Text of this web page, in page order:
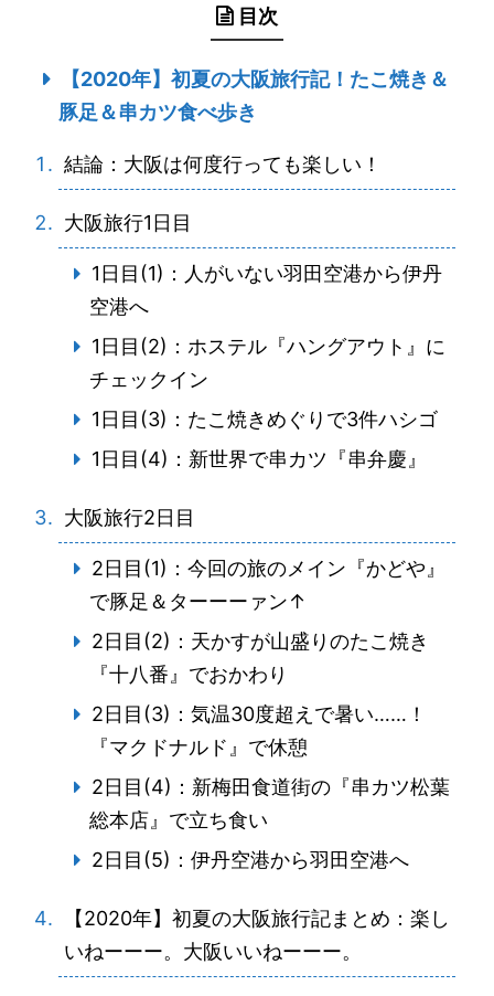
目次
【2020年】初夏の大阪旅行記！たこ焼き＆
豚足＆串カツ食べ歩き
結論：大阪は何度行っても楽しい！
大阪旅行1日目
1日目(1)：人がいない羽田空港から伊丹
空港へ
1日目(2)：ホステル『ハングアウト』に
チェックイン
1日目(3)：たこ焼きめぐりで3件ハシゴ
1日目(4)：新世界で串カツ『串弁慶』
大阪旅行2日目
2日目(1)：今回の旅のメイン『かどや』
で豚足＆ターーーァン↑
2日目(2)：天かすが山盛りのたこ焼き
『十八番』でおかわり
2日目(3)：気温30度超えで暑い……！
『マクドナルド』で休憩
2日目(4)：新梅田食道街の『串カツ松葉
総本店』で立ち食い
2日目(5)：伊丹空港から羽田空港へ
【2020年】初夏の大阪旅行記まとめ：楽し
いねーーー。大阪いいねーーー。